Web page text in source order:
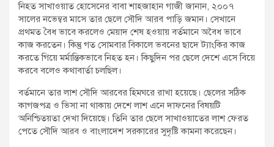
নিহত সাখাওয়াত হোসেনের বাবা শাহজাহান গাজী জানান, ২০০৭
সালের নভেম্বর মাসে তার ছেলে সৌদি আরব পাড়ি জমান। সেখানে
প্রথমত বৈধ ভাবে করলেও মেয়াদ শেষ হওয়ায় বর্তমানে অবৈধ ভাবে
কাজ করতেন। কিন্তু গত সোমবার বিকালে ভবনের ছাদে ট্যাংকির কাজ
করতে গিয়ে মর্মান্তিকভাবে নিহত হন। কিছুদিন পর ছেলে দেশে এসে বিয়ে
করবে বলেও কথাবার্তা চলছিল।
বর্তমানে তার লাশ সৌদি আরবের হিমঘরে রাখা হয়েছে। ছেলের সঠিক
কাগজপত্র ও ভিসা না থাকায় দেশে লাশ এনে দাফনের বিষয়টি
অনিশ্চিতয়তা দেখা দিয়েছে। তিনি তার ছেলে সাখাওয়াতের লাশ ফেরত
পেতে সৌদি আরব ও বাংলাদেশ সরকারের সুদৃষ্টি কামনা করেছেন।